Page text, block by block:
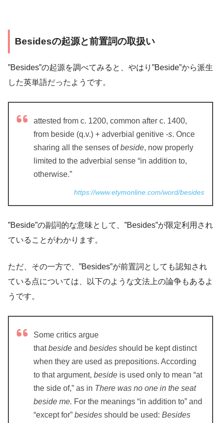
Besidesの起源と前置詞の取扱い
”Besides”の起源を調べてみると、やはり”Beside”から派生
した英単語だったようです。
attested from c. 1200, common after c. 1400,
from beside (q.v.) + adverbial genitive -s. Once
sharing all the senses ofbeside, now properly
limited to the adverbial sense “in addition to,
otherwise.”
https://www.etymonline.com/word/besides
”Beside”の副詞的な意味として、”Besides”が限定利用され
ていることがわかります。
ただ、その一方で、”Besides”が前置詞としても認知され
ている点については、以下のような文法上の論争もあるよ
うです。
Some critics argue
thatbeside and besides should be kept distinct
when they are used as prepositions. According
to that argument, beside is used only to mean “at
the side of,” as in There was no one in the seat
beside me. For the meanings “in addition to” and
“except for” besides should be used: Besides